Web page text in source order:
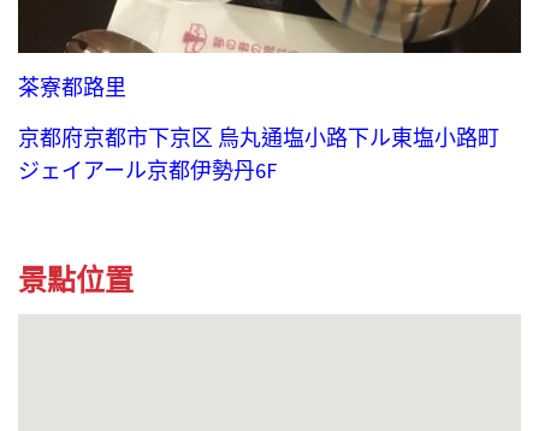
茶寮都路里
京都府京都市下京区 烏丸通塩小路下ル東塩小路町
ジェイアール京都伊勢丹6F
景點位置